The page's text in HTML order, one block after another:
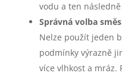
vodu a ten
Správná volba
Nelze použít jeden
podmínky výrazně
více vlhkost a mráz.